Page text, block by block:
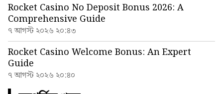
Rocket Casino No Deposit Bonus 2026: A
Comprehensive Guide
৭ আগস্ট ২০২৬ ২০:৪৩
Rocket Casino Welcome Bonus: An Expert
Guide
৭ আগস্ট ২০২৬ ২০:৪০